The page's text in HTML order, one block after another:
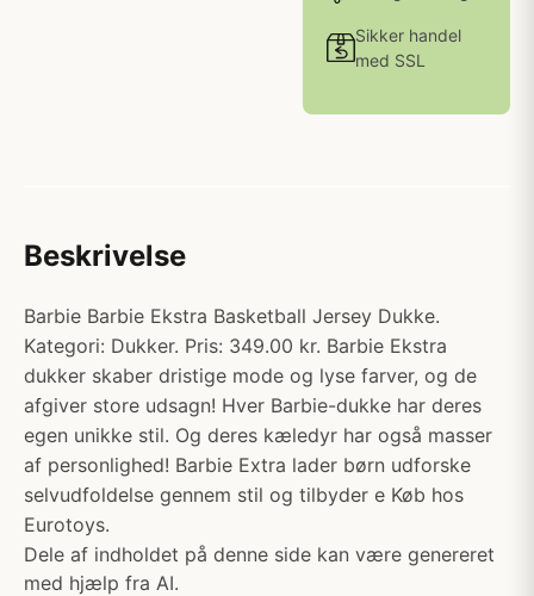
Sikker handel
med SSL
Beskrivelse
Barbie Barbie Ekstra Basketball Jersey Dukke.
Kategori: Dukker. Pris: 349.00 kr. Barbie Ekstra
dukker skaber dristige mode og lyse farver, og de
afgiver store udsagn! Hver Barbie-dukke har deres
egen unikke stil. Og deres kæledyr har også masser
af personlighed! Barbie Extra lader børn udforske
selvudfoldelse gennem stil og tilbyder e Køb hos
Eurotoys.
Dele af indholdet på denne side kan være genereret
med hjælp fra AI.